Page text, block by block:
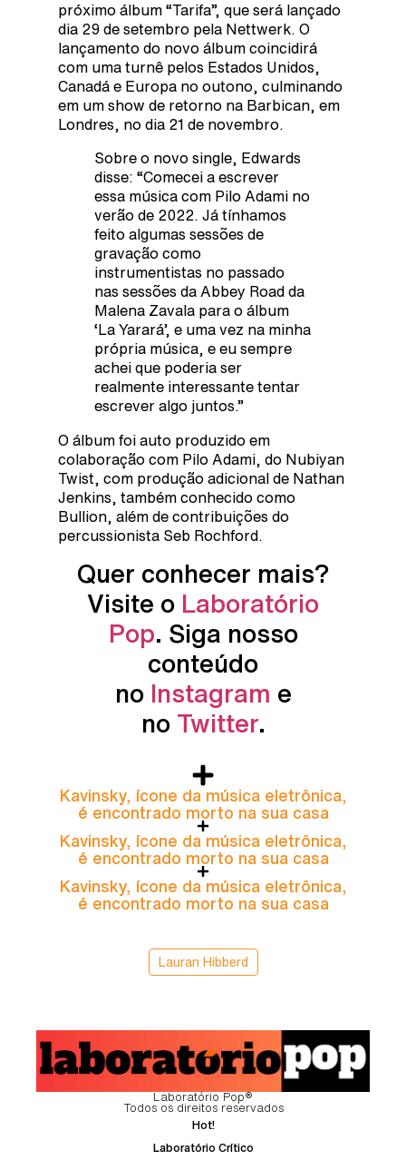
próximo álbum “Tarifa”, que será lançado
dia 29 de setembro pela Nettwerk. O
lançamento do novo álbum coincidirá
com uma turnê pelos Estados Unidos,
Canadá e Europa no outono, culminando
em um show de retorno na Barbican, em
Londres, no dia 21 de novembro.
Sobre o novo single, Edwards
disse: “Comecei a escrever
essa música com Pilo Adami no
verão de 2022. Já tínhamos
feito algumas sessões de
gravação como
instrumentistas no passado
nas sessões da Abbey Road da
Malena Zavala para o álbum
‘La Yarará’, e uma vez na minha
própria música, e eu sempre
achei que poderia ser
realmente interessante tentar
escrever algo juntos.”
O álbum foi auto produzido em
colaboração com Pilo Adami, do Nubiyan
Twist, com produção adicional de Nathan
Jenkins, também conhecido como
Bullion, além de contribuições do
percussionista Seb Rochford.
Quer conhecer mais?
Visite o Laboratório
Pop. Siga nosso
conteúdo
no Instagram e
no Twitter.
Kavinsky, ícone da música eletrônica,
é encontrado morto na sua casa
Kavinsky, ícone da música eletrônica,
é encontrado morto na sua casa
Kavinsky, ícone da música eletrônica,
é encontrado morto na sua casa
Lauran Hibberd
Laboratório Pop®
Todos os direitos reservados
Hot!
Laboratório Crítico